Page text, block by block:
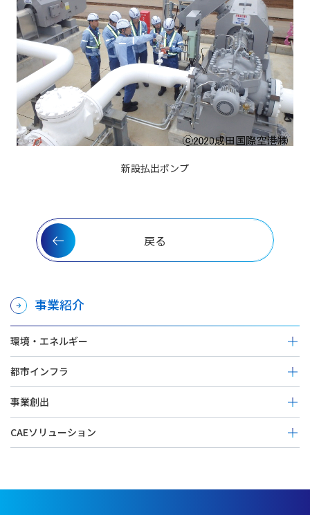
新設払出ポンプ
戻る
事業紹介
環境・エネルギー
廃棄物発電プラント
下水汚泥固形燃料化システム（ジェイコンビ®）
オンサイトエネルギー供給事業
洋上風力
バイオマス発電
都市インフラ
総合建築
ZEB・省エネ建物プランニング
システム建築
特殊鉄骨・空間構造
土壌・地下水浄化
事業創出
スマート洗浄サービス
大規模沖合養殖システム
CAEソリューション